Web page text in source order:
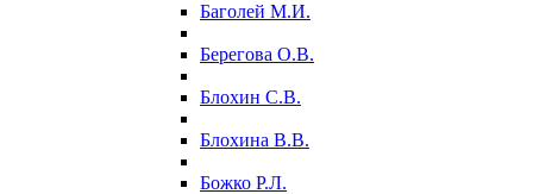
Баголей М.И.
Берегова О.В.
Блохин С.В.
Блохина В.В.
Божко Р.Л.